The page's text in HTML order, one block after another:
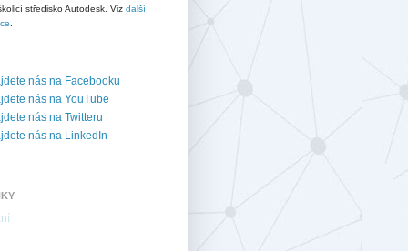
středisko Autodesk. Viz další
nás na Facebooku
nás na YouTube
nás na Twitteru
nás na LinkedIn